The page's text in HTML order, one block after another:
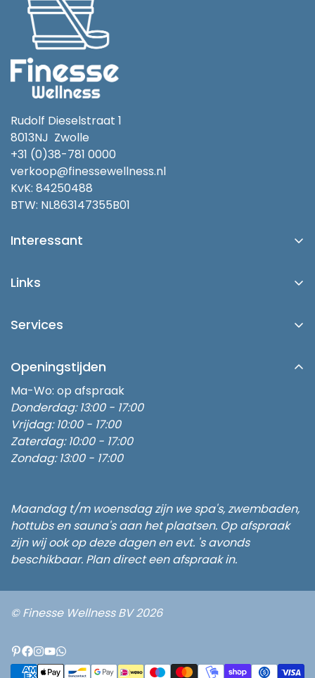
Rudolf Dieselstraat 1
8013NJ Zwolle
+31 (0)38-781 0000
verkoop@finessewellness.nl
KvK: 84250488
BTW: NL863147355B01
Interessant
Blog
Buitenspa Kopen in Zwolle
Inbouw Zwembad
Zwembad Thuis
Stroomvoorziening buitenspa
3 persoons buitenspa
5 persoons buitenspa
Buitenspa kopen 6 persoons
Links
Over Ons
Contact
Onze Partners
Waterbalans
Hydrotherapie
Sauna en Spa kopen
Business Partner Worden
Services
Verzending
Retouren
Algemene Voorwaarden
Klachten
Openingstijden
Ma-Wo: op afspraak
Donderdag: 13:00 - 17:00
Vrijdag: 10:00 - 17:00
Zaterdag: 10:00 - 17:00
Zondag: 13:00 - 17:00
Maandag t/m woensdag zijn we spa's, zwembaden,
hottubs en sauna's aan het plaatsen. Op afspraak
zijn wij ook op deze dagen en evt. 's avonds
beschikbaar. Plan direct een afspraak in.
© Finesse Wellness BV 2026